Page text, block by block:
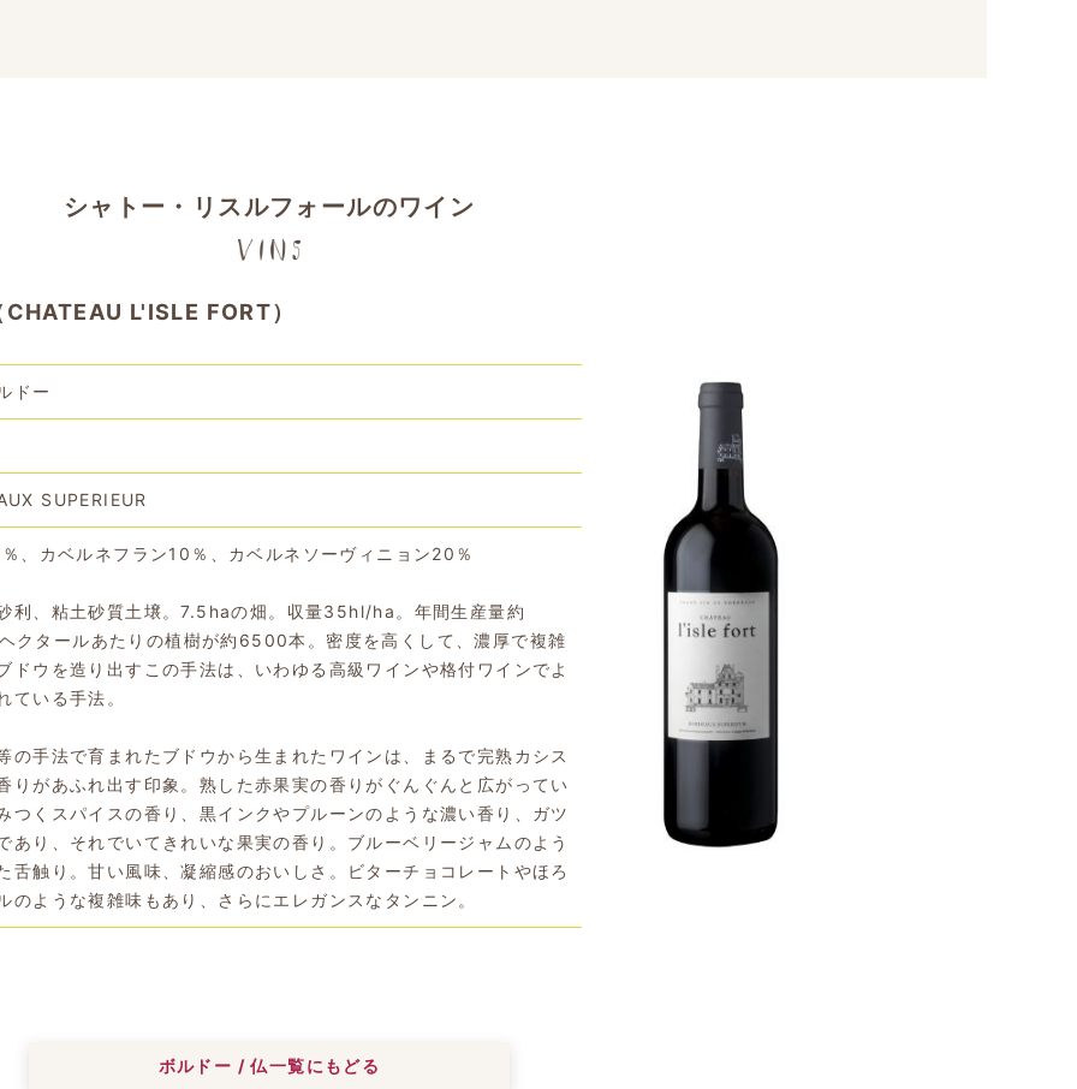
シャトー・リスルフォールのワイン
L'ISLE FORT）
ドー
SUPERIEUR
、カベルネフラン10％、カベルネソーヴィニョン20％
利、粘土砂質土壌。7.5haの畑。収量35hl/ha。年間生産量約
クタールあたりの植樹が約6500本。密度を高くして、濃厚で複雑
ドウを造り出すこの手法は、いわゆる高級ワインや格付ワインでよ
ている手法。
の手法で育まれたブドウから生まれたワインは、まるで完熟カシス
りがあふれ出す印象。熟した赤果実の香りがぐんぐんと広がってい
つくスパイスの香り、黒インクやプルーンのような濃い香り、ガツ
あり、それでいてきれいな果実の香り。ブルーベリージャムのよう
舌触り。甘い風味、凝縮感のおいしさ。ビターチョコレートやほろ
のような複雑味もあり、さらにエレガンスなタンニン。
ボルドー / 仏一覧にもどる